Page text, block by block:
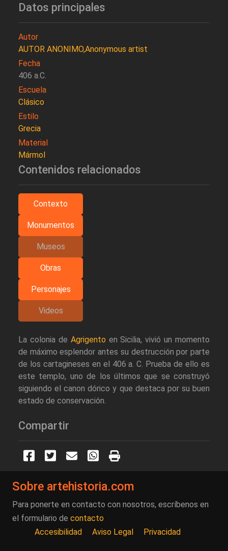
Datos principales
Autor
AUTOR ANONIMO,Anonymous artist
Fecha
406 a.C.
Escuela
Clásico
Estilo
Grecia
Material
Mármol
Contenidos relacionados
Contexto
Monumentos
Museos
Obras
Personajes
Videos
La colonia de Agrigento en Sicilia, vivió un momento
de máximo esplendor antes su destrucción por parte
de los cartagineses en el 406 a. C. Prueba de ello es
este templo, uno de los últimos que se construyó
siguiendo el canon dórico y que destaca por su buen
estado de conservación.
Compartir
Sobre artehistoria.com
Para ponerte en contacto con nosotros, escríbenos en
el formulario de contacto
Accesibilidad
Aviso Legal Privacidad